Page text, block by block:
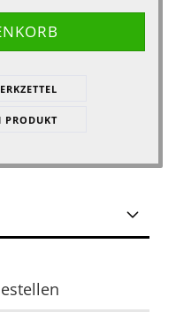
PRODUKT